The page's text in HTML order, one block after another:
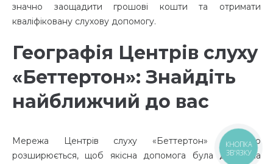
значно заощадити грошові кошти та отримати
кваліфіковану слухову допомогу.
Географія Центрів слуху
«Беттертон»: Знайдіть
найближчий до вас
Мережа Центрів слуху «Беттертон» постійно
розширюється, щоб якісна допомога була доступна
КНОПКА
ЗВ'ЯЗКУ